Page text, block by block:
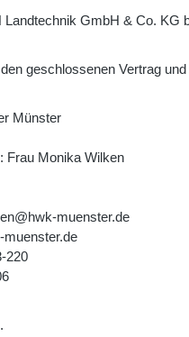
GmbH & Co. KG
geschlossenen Vertrag
Münster
Frau Monika Wilken
muenster.de
muenster.de
220